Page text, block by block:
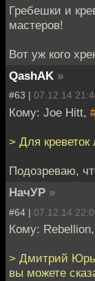
Гребешки и
мастеров!
Вот уж кого
QashAK »
#63 | 07.12.14
Кому: Joe Hitt,
> Для креветок
Подозреваю,
НачУР »
#64 | 07.12.14
Кому: Rebellion,
> Дмитрий
вы можете